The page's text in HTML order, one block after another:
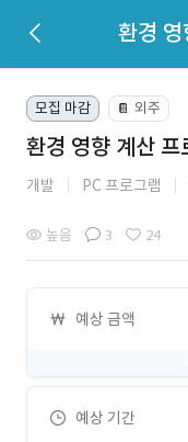
환경
모집 마감 📔 외주
환경 영향 계산 프
개발 PC 프로그램
높음 3 24
예상 금액
예상 기간